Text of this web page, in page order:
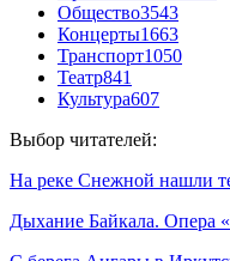
Общество3543
Концерты1663
Транспорт1050
Театр841
Культура607
Выбор читателей:
На реке Снежной нашли
Дыхание Байкала. Опера